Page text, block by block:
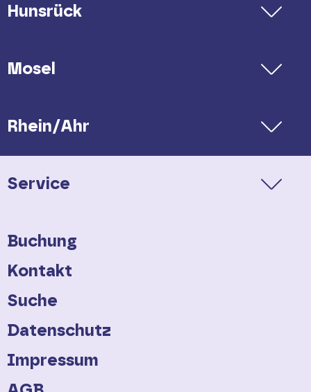
Hunsrück
Mosel
Rhein/Ahr
Service
Buchung
Kontakt
Suche
Datenschutz
Impressum